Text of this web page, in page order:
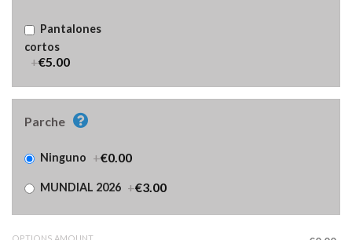
Pantalones
cortos
+€5.00
Parche
Ninguno +€0.00
MUNDIAL 2026 +€3.00